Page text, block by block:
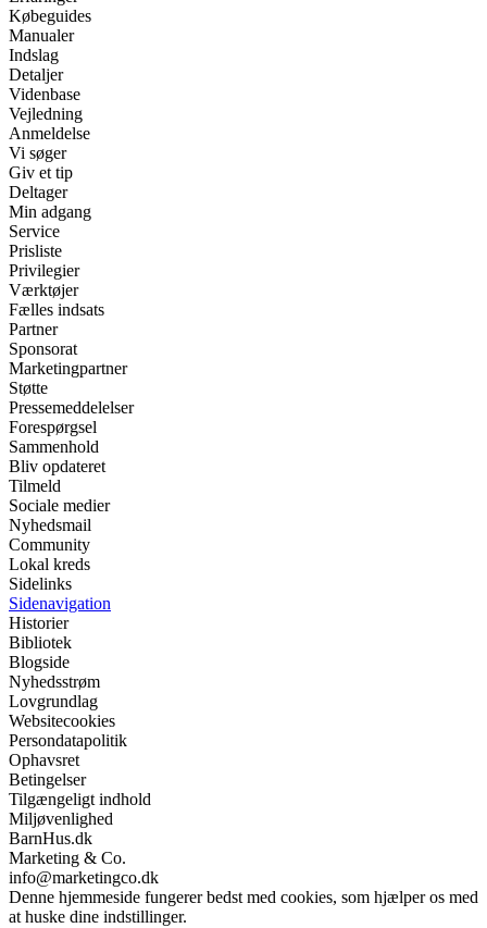
Købeguides
Manualer
Indslag
Detaljer
Videnbase
Vejledning
Anmeldelse
Vi søger
Giv et tip
Deltager
Min adgang
Service
Prisliste
Privilegier
Værktøjer
Fælles indsats
Partner
Sponsorat
Marketingpartner
Støtte
Pressemeddelelser
Forespørgsel
Sammenhold
Bliv opdateret
Tilmeld
Sociale medier
Nyhedsmail
Community
Lokal kreds
Sidelinks
Sidenavigation
Historier
Bibliotek
Blogside
Nyhedsstrøm
Lovgrundlag
Websitecookies
Persondatapolitik
Ophavsret
Betingelser
Tilgængeligt indhold
Miljøvenlighed
BarnHus.dk
Marketing & Co.
info@marketingco.dk
Denne hjemmeside fungerer bedst med cookies, som hjælper os med
at huske dine indstillinger.